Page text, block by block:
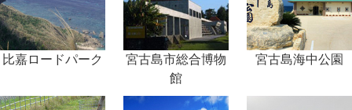
比嘉ロードパーク
宮古島市総合博物
館
宮古島海中公園